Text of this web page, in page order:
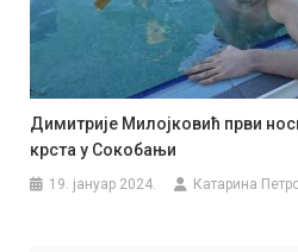
Димитрије Милојковић први
крста у Сокобањи
19. јануар 2024. Катарина